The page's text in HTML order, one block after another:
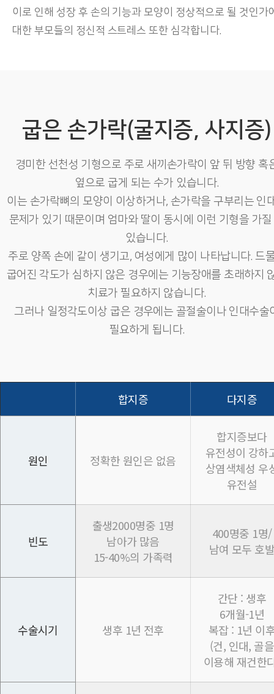
이로 인해 성장 후 손의 기능과 모양이 정상적으로 될 것인가
대한 부모들의 정신적 스트레스 또한 심각합니다.
굽은 손가락(굴지증, 사지증)
경미한 선천성 기형으로 주로 새끼손가락이 앞 뒤 방향 혹
옆으로 굽게 되는 수가 있습니다.
이는 손가락뼈의 모양이 이상하거나, 손가락을 구부리는 인
문제가 있기 때문이며 엄마와 딸이 동시에 이런 기형을 가
있습니다.
주로 양쪽 손에 같이 생기고, 여성에게 많이 나타납니다. 드
굽어진 각도가 심하지 않은 경우에는 기능장애를 초래하지
치료가 필요하지 않습니다.
그러나 일정각도이상 굽은 경우에는 골절술이나 인대수술
필요하게 됩니다.
합지증 다지증
원인 정확한 원인은 없음
합지증보다
유전성이 강하
상염색체성 우
유전설
빈도
출생2000명중 1명
남아가 많음
15-40%의 가족력
400명중 1명/
남여 모두 호
수술시기 생후 1년 전후
간단 : 생후
6개월-1년
복잡 : 1년 이
(건, 인대, 골을
이용해 재건한